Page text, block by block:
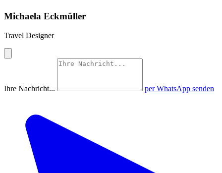
Michaela Eckmüller
Travel Designer
Ihre Nachricht... per WhatsApp senden